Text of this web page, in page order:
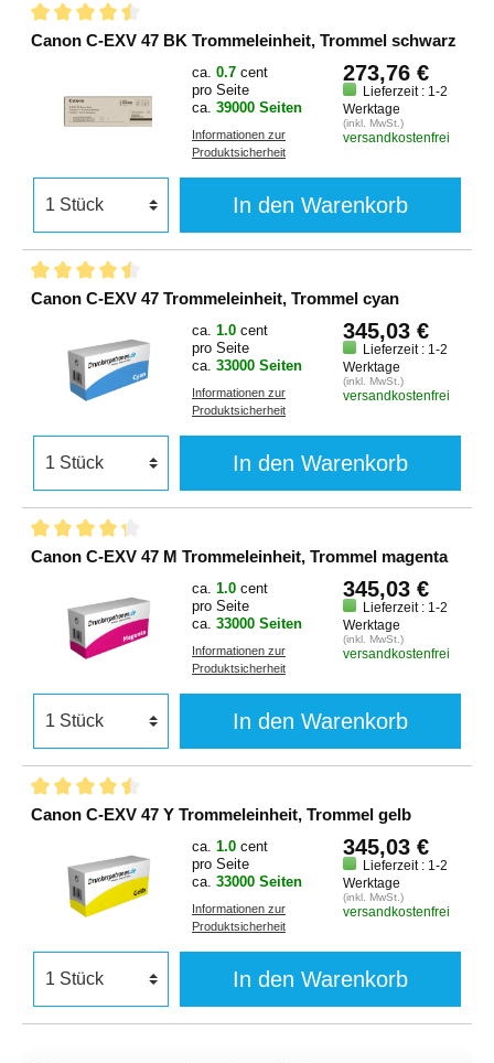
Canon C-EXV 47 BK Trommeleinheit, Trommel schwarz
ca. 0.7 cent
pro Seite
ca. 39000 Seiten
Informationen zur
Produktsicherheit
273,76 €
Lieferzeit : 1-2
Werktage
(inkl. MwSt.)
versandkostenfrei
In den Warenkorb
Canon C-EXV 47 Trommeleinheit, Trommel cyan
ca. 1.0 cent
pro Seite
ca. 33000 Seiten
Informationen zur
Produktsicherheit
345,03 €
Lieferzeit : 1-2
Werktage
(inkl. MwSt.)
versandkostenfrei
In den Warenkorb
Canon C-EXV 47 M Trommeleinheit, Trommel magenta
ca. 1.0 cent
pro Seite
ca. 33000 Seiten
Informationen zur
Produktsicherheit
345,03 €
Lieferzeit : 1-2
Werktage
(inkl. MwSt.)
versandkostenfrei
In den Warenkorb
Canon C-EXV 47 Y Trommeleinheit, Trommel gelb
ca. 1.0 cent
pro Seite
ca. 33000 Seiten
Informationen zur
Produktsicherheit
345,03 €
Lieferzeit : 1-2
Werktage
(inkl. MwSt.)
versandkostenfrei
In den Warenkorb